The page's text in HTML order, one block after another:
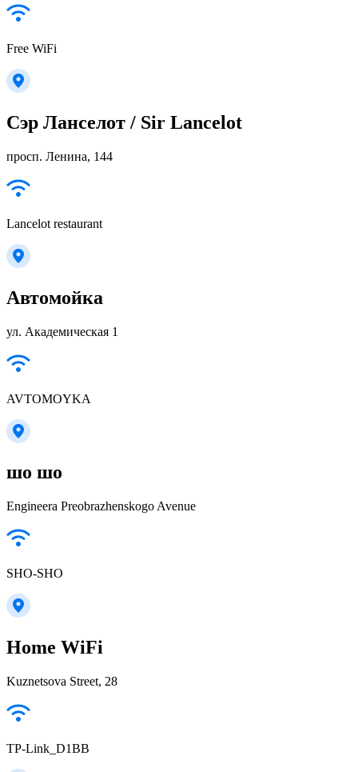
Free WiFi
Сэр Ланселот / Sir Lancelot
просп. Ленина, 144
Lancelot restaurant
Автомойка
ул. Академическая 1
AVTOMOYKA
шо шо
Engineera Preobrazhenskogo Avenue
SHO-SHO
Home WiFi
Kuznetsova Street, 28
TP-Link_D1BB